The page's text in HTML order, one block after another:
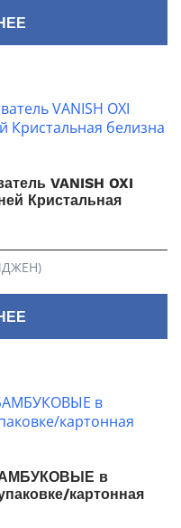
VANISH OXI
Кристальная
в
картонная